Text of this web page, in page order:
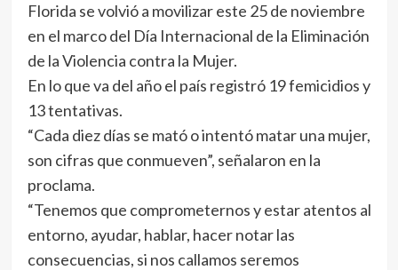
Florida se volvió a movilizar este 25 de noviembre
en el marco del Día Internacional de la Eliminación
de la Violencia contra la Mujer.
En lo que va del año el país registró 19 femicidios y
13 tentativas.
“Cada diez días se mató o intentó matar una mujer,
son cifras que conmueven”, señalaron en la
proclama.
“Tenemos que comprometernos y estar atentos al
entorno, ayudar, hablar, hacer notar las
consecuencias, si nos callamos seremos